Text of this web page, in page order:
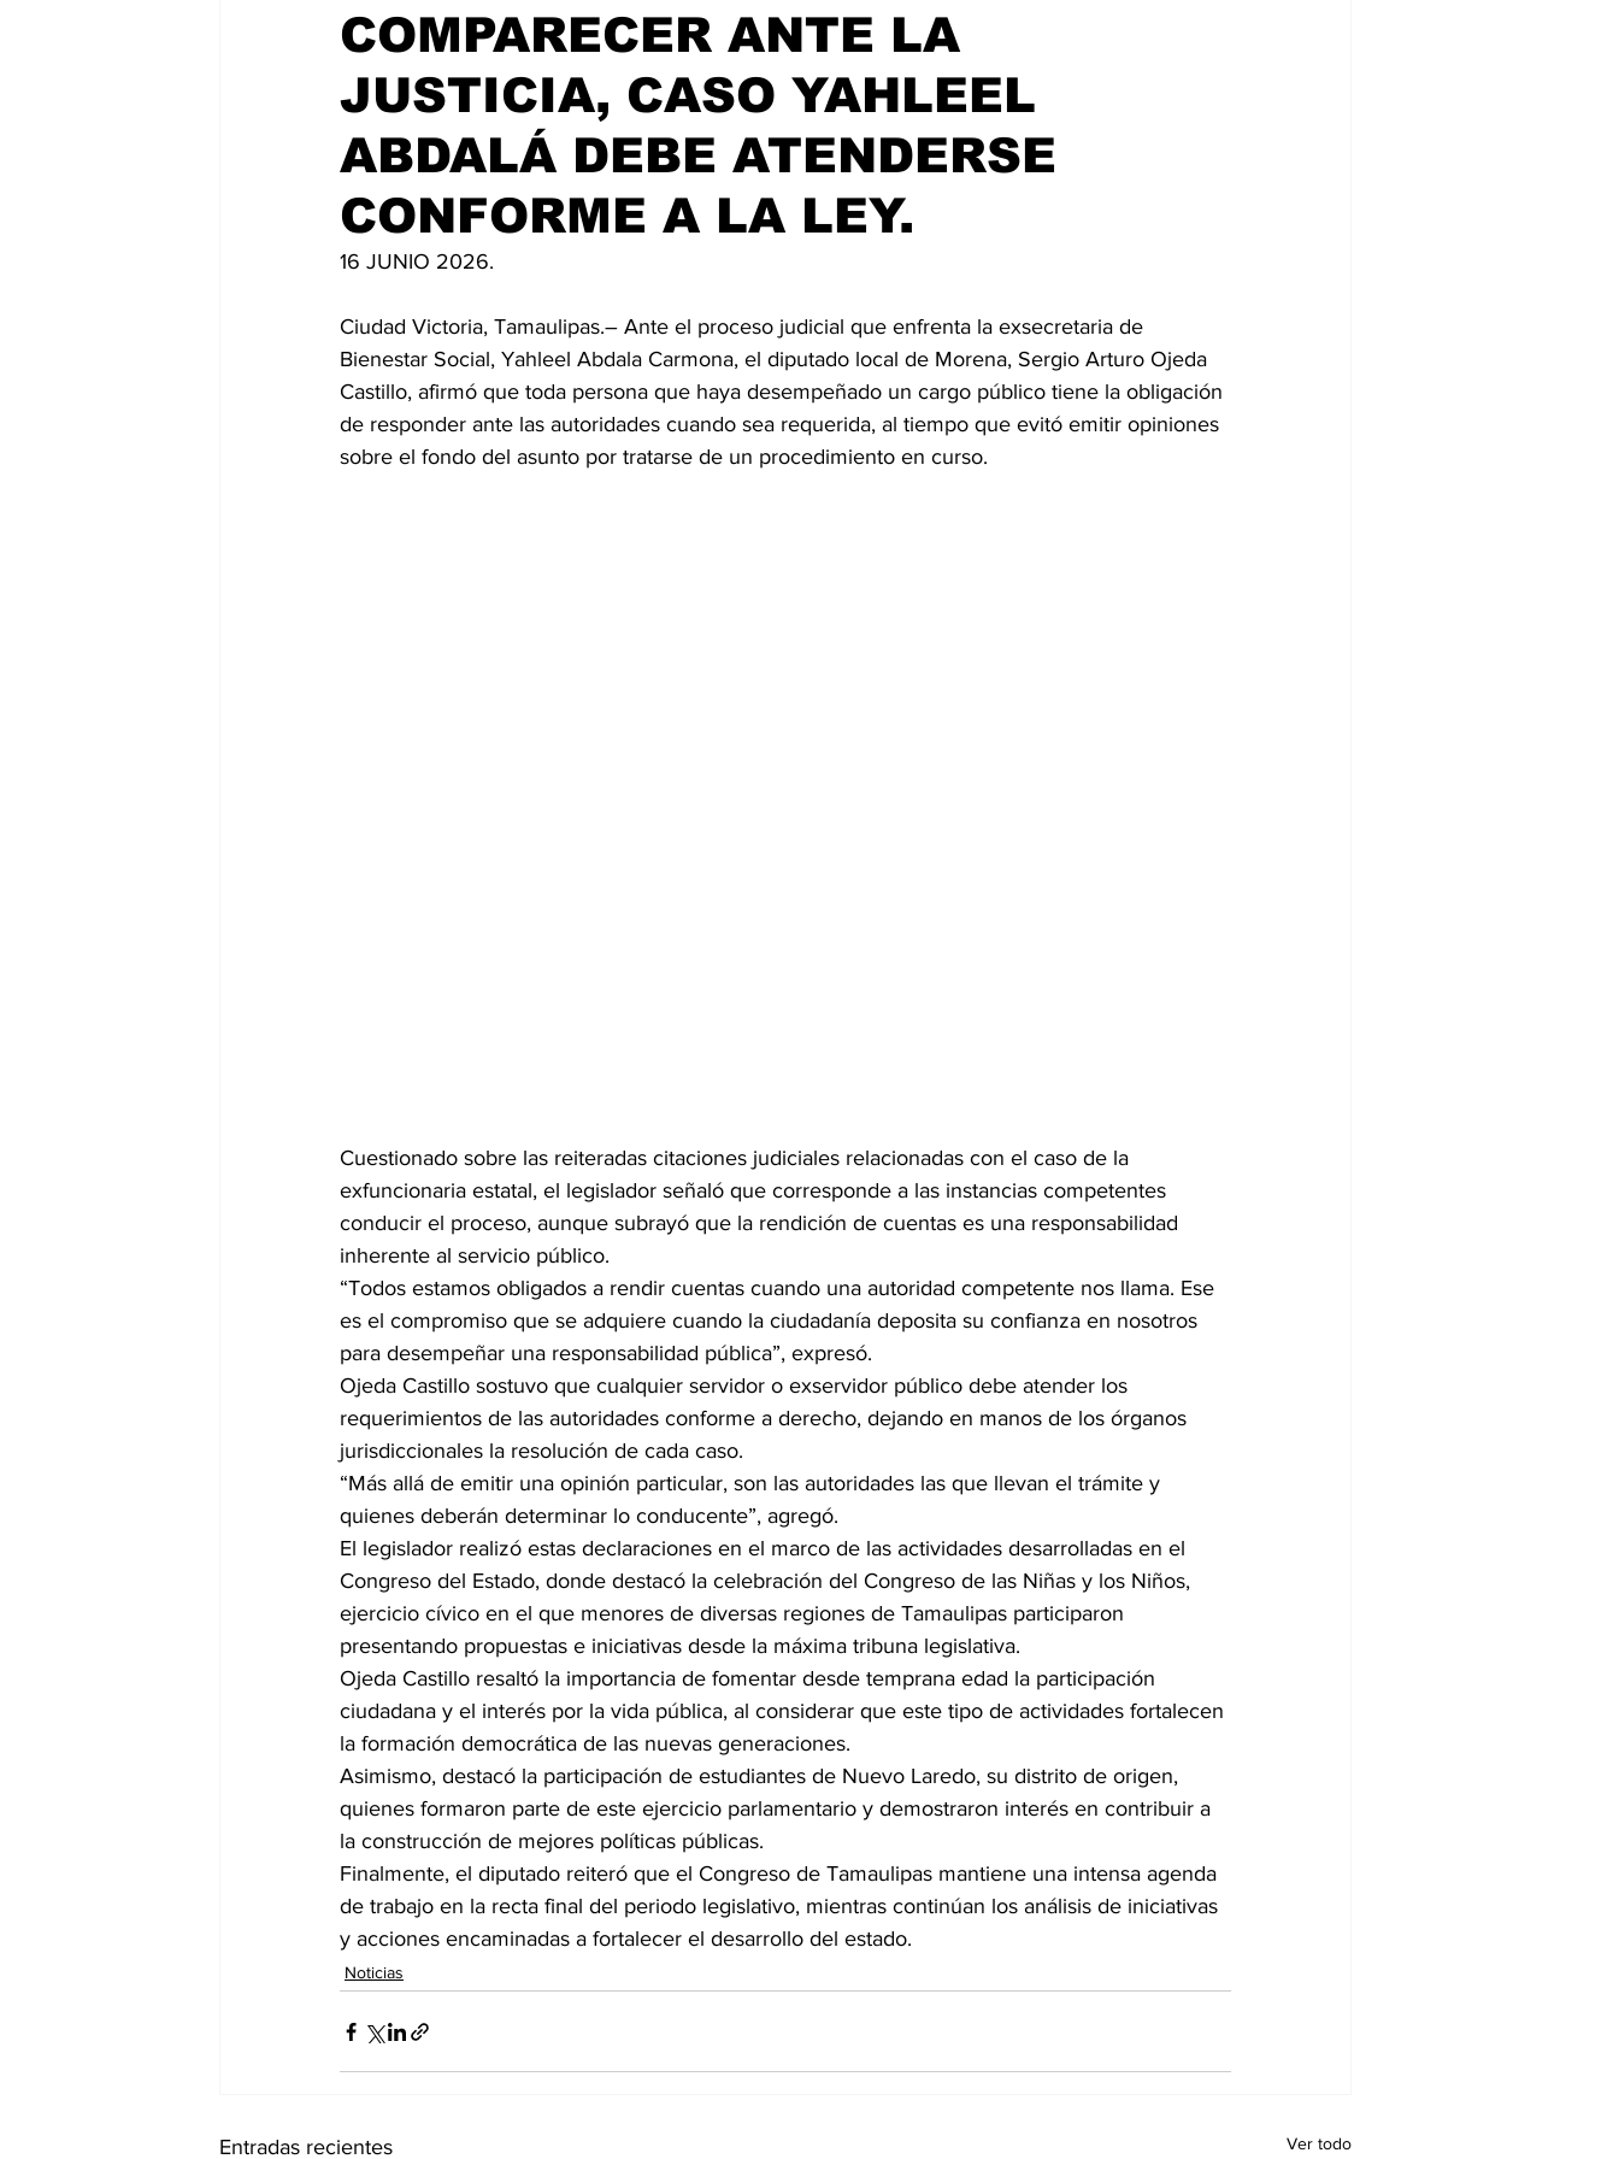
COMPARECER ANTE LA
JUSTICIA, CASO YAHLEEL
ABDALÁ DEBE ATENDERSE
CONFORME A LA LEY.
16 JUNIO 2026.
Ciudad Victoria, Tamaulipas.– Ante el proceso judicial que enfrenta la exsecretaria de
Bienestar Social, Yahleel Abdala Carmona, el diputado local de Morena, Sergio Arturo Ojeda
Castillo, afirmó que toda persona que haya desempeñado un cargo público tiene la obligación
de responder ante las autoridades cuando sea requerida, al tiempo que evitó emitir opiniones
sobre el fondo del asunto por tratarse de un procedimiento en curso.
Cuestionado sobre las reiteradas citaciones judiciales relacionadas con el caso de la
exfuncionaria estatal, el legislador señaló que corresponde a las instancias competentes
conducir el proceso, aunque subrayó que la rendición de cuentas es una responsabilidad
inherente al servicio público.
“Todos estamos obligados a rendir cuentas cuando una autoridad competente nos llama. Ese
es el compromiso que se adquiere cuando la ciudadanía deposita su confianza en nosotros
para desempeñar una responsabilidad pública”, expresó.
Ojeda Castillo sostuvo que cualquier servidor o exservidor público debe atender los
requerimientos de las autoridades conforme a derecho, dejando en manos de los órganos
jurisdiccionales la resolución de cada caso.
“Más allá de emitir una opinión particular, son las autoridades las que llevan el trámite y
quienes deberán determinar lo conducente”, agregó.
El legislador realizó estas declaraciones en el marco de las actividades desarrolladas en el
Congreso del Estado, donde destacó la celebración del Congreso de las Niñas y los Niños,
ejercicio cívico en el que menores de diversas regiones de Tamaulipas participaron
presentando propuestas e iniciativas desde la máxima tribuna legislativa.
Ojeda Castillo resaltó la importancia de fomentar desde temprana edad la participación
ciudadana y el interés por la vida pública, al considerar que este tipo de actividades fortalecen
la formación democrática de las nuevas generaciones.
Asimismo, destacó la participación de estudiantes de Nuevo Laredo, su distrito de origen,
quienes formaron parte de este ejercicio parlamentario y demostraron interés en contribuir a
la construcción de mejores políticas públicas.
Finalmente, el diputado reiteró que el Congreso de Tamaulipas mantiene una intensa agenda
de trabajo en la recta final del periodo legislativo, mientras continúan los análisis de iniciativas
y acciones encaminadas a fortalecer el desarrollo del estado.
Noticias
Entradas recientes Ver todo